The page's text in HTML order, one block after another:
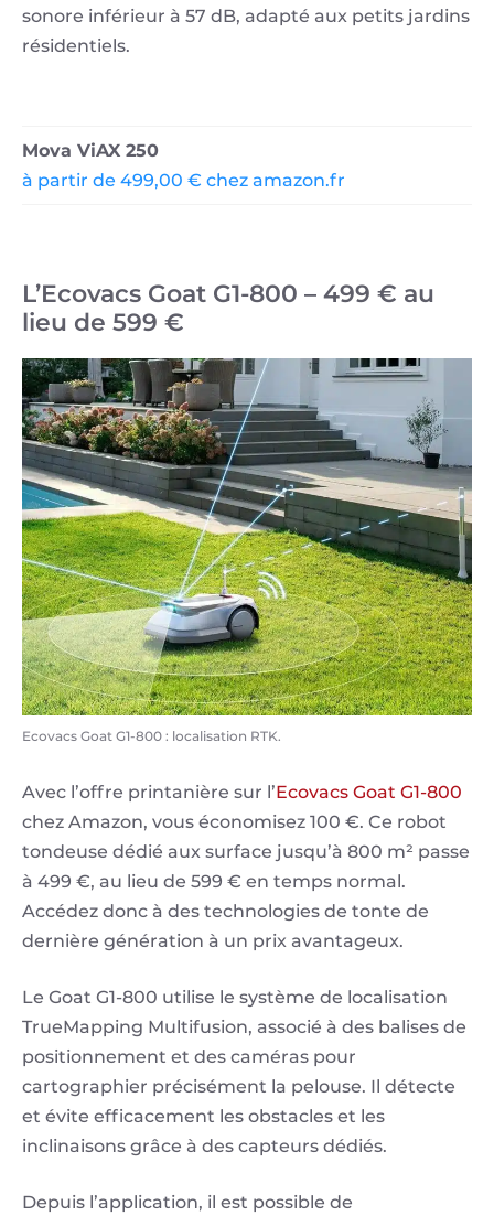
sonore inférieur à 57 dB, adapté aux petits jardins
résidentiels.
Mova ViAX 250
à partir de 499,00 € chez amazon.fr
L’Ecovacs Goat G1-800 – 499 € au
lieu de 599 €
Ecovacs Goat G1-800 : localisation RTK.
Avec l’offre printanière sur l’Ecovacs Goat G1-800
chez Amazon, vous économisez 100 €. Ce robot
tondeuse dédié aux surface jusqu’à 800 m² passe
à 499 €, au lieu de 599 € en temps normal.
Accédez donc à des technologies de tonte de
dernière génération à un prix avantageux.
Le Goat G1-800 utilise le système de localisation
TrueMapping Multifusion, associé à des balises de
positionnement et des caméras pour
cartographier précisément la pelouse. Il détecte
et évite efficacement les obstacles et les
inclinaisons grâce à des capteurs dédiés.
Depuis l’application, il est possible de